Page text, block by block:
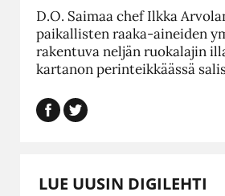
D.O. Saimaa chef Ilkka
paikallisten raaka-aineiden
rakentuva neljän ruokalajin
kartanon perinteikkäässä
LUE UUSIN DIGILEHTI